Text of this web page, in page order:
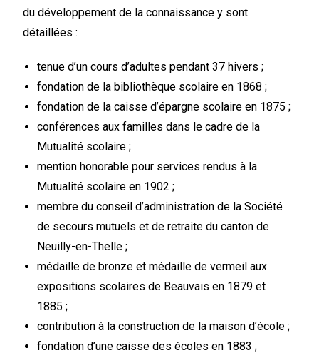
du développement de la connaissance y sont
détaillées :
tenue d’un cours d’adultes pendant 37 hivers ;
fondation de la bibliothèque scolaire en 1868 ;
fondation de la caisse d’épargne scolaire en 1875 ;
conférences aux familles dans le cadre de la
Mutualité scolaire ;
mention honorable pour services rendus à la
Mutualité scolaire en 1902 ;
membre du conseil d’administration de la Société
de secours mutuels et de retraite du canton de
Neuilly-en-Thelle ;
médaille de bronze et médaille de vermeil aux
expositions scolaires de Beauvais en 1879 et
1885 ;
contribution à la construction de la maison d’école ;
fondation d’une caisse des écoles en 1883 ;